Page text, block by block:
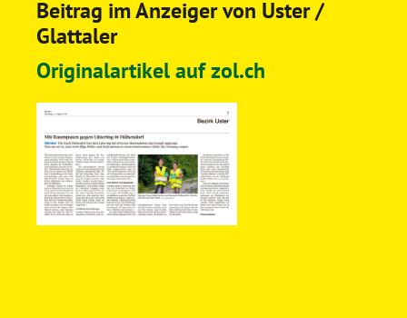
Beitrag im Anzeiger von Uster /
Glattaler
Originalartikel auf zol.ch